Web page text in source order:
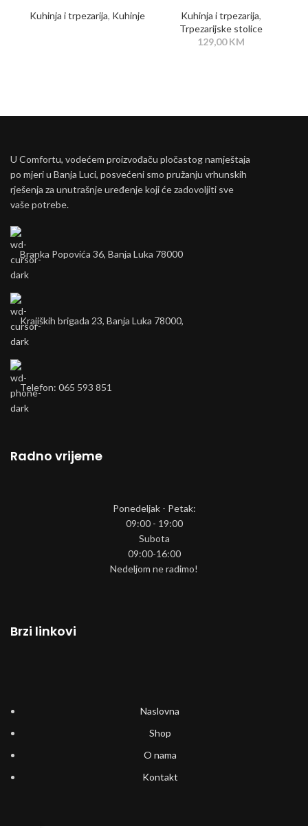
Kuhinja i trpezarija, Kuhinje Kuhinja i trpezarija,
Trpezarijske stolice
129,00KM
U Comfortu, vodećem proizvođaču pločastog namještaja
po mjeri u Banja Luci, posvećeni smo pružanju vrhunskih
rješenja za unutrašnje uređenje koji će zadovoljiti sve
vaše potrebe.
Branka Popovića 36, Banja Luka 78000
Krajiških brigada 23, Banja Luka 78000,
Telefon: 065 593 851
Radno vrijeme
Ponedeljak - Petak:
09:00 - 19:00
Subota
09:00-16:00
Nedeljom ne radimo!
Brzi linkovi
Naslovna
Shop
O nama
Kontakt